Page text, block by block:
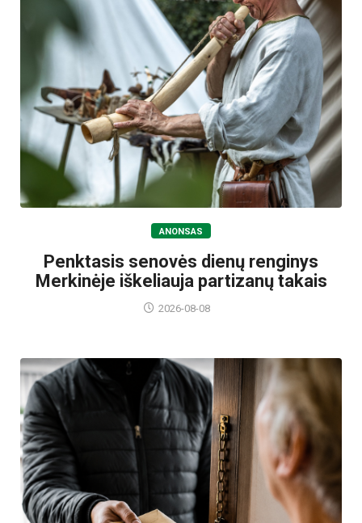
ANONSAS
Penktasis senovės dienų renginys
Merkinėje iškeliauja partizanų takais
2026-08-08